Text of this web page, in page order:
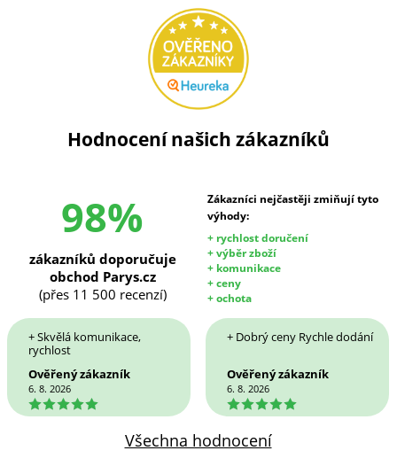
Hodnocení našich zákazníků
98%
Zákazníci nejčastěji zmiňují tyto
výhody:
+ rychlost doručení
+ výběr zboží
+ komunikace
+ ceny
+ ochota
zákazníků doporučuje
obchod Parys.cz
(přes 11 500 recenzí)
+ Skvělá komunikace,
rychlost
Ověřený zákazník
6. 8. 2026
5
+ Dobrý ceny Rychle dodání
Ověřený zákazník
6. 8. 2026
5
Všechna hodnocení